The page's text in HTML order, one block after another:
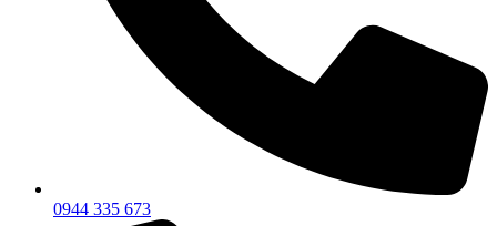
0944 335 673